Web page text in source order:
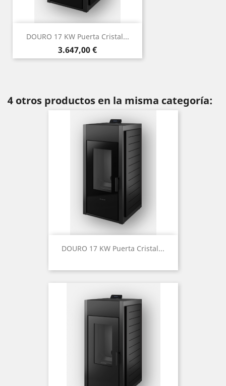
DOURO 17 KW Puerta Cristal...
Precio
3.647,00 €
4 otros productos en la misma categoría:
DOURO 17 KW Puerta Cristal...